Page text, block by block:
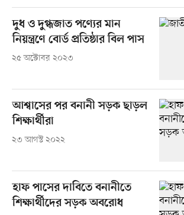
দুধ ও দুগ্ধজাত পণ্যের মান
নিয়ন্ত্রণে বোর্ড প্রতিষ্ঠার বিল পাস
২৫ অক্টোবর ২০২৩
আশ্বাসের পর বনানী সড়ক ছাড়ল
শিক্ষার্থীরা
২৩ আগস্ট ২০২২
হাফ পাসের দাবিতে বনানীতে
শিক্ষার্থীদের সড়ক অবরোধ